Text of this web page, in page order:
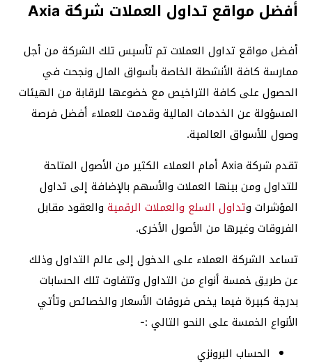
أفضل مواقع تداول العملات شركة Axia
أفضل مواقع تداول العملات تم تأسيس تلك الشركة من أجل
ممارسة كافة الأنشطة الخاصة بأسواق المال ونجحت في
الحصول على كافة التراخيص مع خضوعها للرقابة من الهيئات
المسؤولة عن الخدمات المالية وقدمت للعملاء أفضل فرصة
وصول للأسواق العالمية.
تقدم شركة Axia أمام العملاء الكثير من الأصول المتاحة
للتداول ومن بينها العملات والأسهم بالإضافة إلى تداول
المؤشرات وتداول السلع والعملات الرقمية والعقود مقابل
الفروقات وغيرها من الأصول الأخرى.
تساعد الشركة العملاء على الدخول إلى عالم التداول وذلك
عن طريق خمسة أنواع من التداول وتتفاوت تلك الحسابات
بدرجة كبيرة فيما يخص فروقات الأسعار والخصائص وتأتي
الأنواع الخمسة على النحو التالي :-
الحساب البرونزي